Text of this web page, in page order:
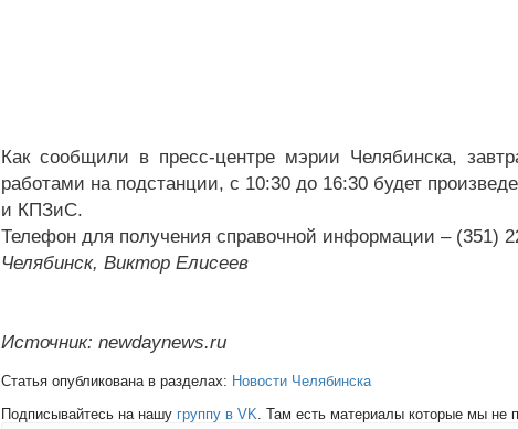
Как сообщили в пресс-центре мэрии Челябинска,
работами на подстанции, с 10:30 до 16:30 будет
и КПЗиС.
Телефон для получения справочной информации – (351)
Челябинск, Виктор Елисеев
Источник: newdaynews.ru
Статья опубликована в разделах: Новости Челябинска
Подписывайтесь на нашу группу в VK. Там есть материалы которые мы не